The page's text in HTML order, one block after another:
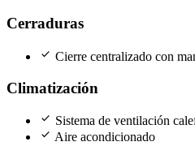
Cerraduras
check Cierre centralizado con
Climatización
check Sistema de ventilación
check Aire acondicionado